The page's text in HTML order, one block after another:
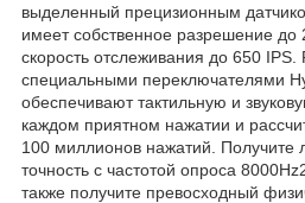
выделенный прецизионным
имеет собственное разрешение
скорость отслеживания до 650
специальными переключателями
обеспечивают тактильную и
каждом приятном нажатии и
100 миллионов нажатий. Получите
точность с частотой опроса
также получите превосходный